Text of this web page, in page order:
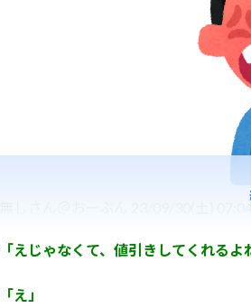
23/09/30(土)
えじゃなくて、値引きしてくれるよ
え」